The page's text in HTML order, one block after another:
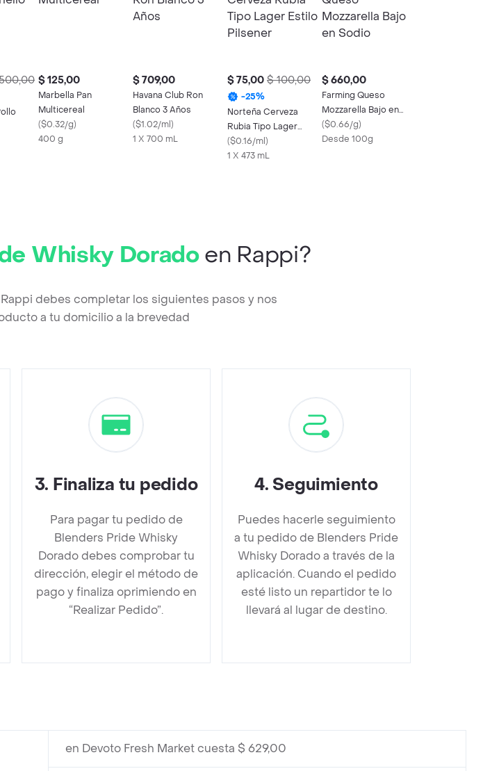
$ 125,00
Marbella Pan
Multicereal
($0.32/g)
400 g
$ 709,00
Havana Club Ron
Blanco 3 Años
($1.02/ml)
1 X 700 mL
$ 75,00 $ 100,00
-25%
Norteña Cerveza
Rubia Tipo Lager
Estilo Pilsener
($0.16/ml)
1 X 473 mL
$ 660,00
Farming Queso
Mozzarella Bajo en
Sodio
($0.66/g)
Desde 100g
Whisky Doradoen Rappi?
debes completar los siguientes pasos y nos
a tu domicilio a la brevedad
3. Finaliza tu pedido
Para pagar tu pedido de
Blenders Pride Whisky
Dorado debes comprobar tu
dirección, elegir el método de
pago y finaliza oprimiendo en
“Realizar Pedido”.
4. Seguimiento
Puedes hacerle seguimiento
a tu pedido de Blenders Pride
Whisky Dorado a través de la
aplicación. Cuando el pedido
esté listo un repartidor te lo
llevará al lugar de destino.
en Devoto Fresh Market cuesta $ 629,00